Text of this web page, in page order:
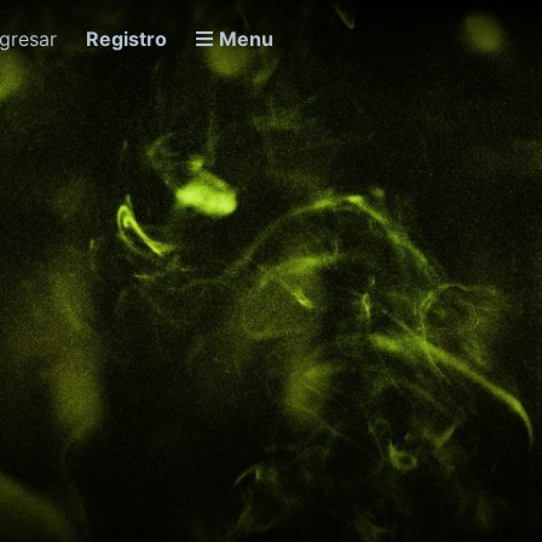
Registro Menu